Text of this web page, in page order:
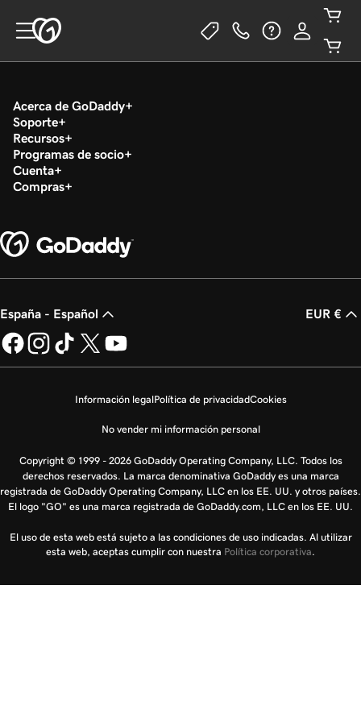
Acerca de GoDaddy
Soporte
Recursos
Programas de socio
Cuenta
Compras
España - Español EUR €
Información legalPolítica de privacidadCookies
No vender mi información personal
Copyright © 1999 - 2026 GoDaddy Operating Company, LLC. Todos los
derechos reservados. La marca denominativa GoDaddy es una marca
registrada de GoDaddy Operating Company, LLC en los EE. UU. y otros países.
El logo "GO" es una marca registrada de GoDaddy.com, LLC en los EE. UU.
El uso de esta web está sujeto a las condiciones de uso indicadas. Al utilizar
esta web, aceptas cumplir con nuestra Política corporativa.